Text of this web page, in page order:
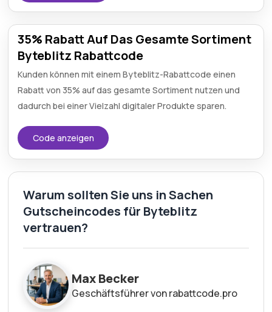
35% Rabatt Auf Das Gesamte Sortiment
Byteblitz Rabattcode
Kunden können mit einem Byteblitz-Rabattcode einen
Rabatt von 35% auf das gesamte Sortiment nutzen und
dadurch bei einer Vielzahl digitaler Produkte sparen.
Code anzeigen
Warum sollten Sie uns in Sachen
Gutscheincodes für Byteblitz
vertrauen?
Max Becker
Geschäftsführer von rabattcode.pro